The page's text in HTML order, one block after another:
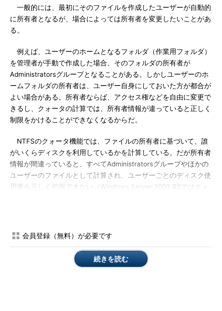
一般的には、最初にそのファイルを作成したユーザーが自動的
に所有者となるが、場合によっては所有者を変更したいことがあ
る。
例えば、ユーザーのホームとなるフォルダ（作業用フォルダ）
を管理者が手動で作成した場合、そのフォルダの所有者が
Administratorsグループとなることがある。しかしユーザーのホ
ームフォルダの所有者は、ユーザー自身にしておいた方が都合が
よい場合がある。所有者ならば、アクセス権などを自由に変更で
きるし、クォータの計算では、所有者情報が違っていると正しく
制限をかけることができなくなるからだ。
NTFSのクォータ機能では、ファイルの所有者に基づいて、誰
がいくらディスクを利用しているかを計算している。だが所有者
情報が間違っていると、すべてAdministratorsグループやほかの
ユーザーのファイルとして計算され、ユーザーごとのディスク使
用量を正しく把握できない（Windows Server 2003 R2ではクォ
ところで、UNIXやLinuxなどのOSで利用されている伝統的なア
クセス権の設定では、「所有者にはフルコントロール、自分の属
するグループには読み書き、そのほかのユーザーには読み取りの
会員登録（無料）が必要です
続きを読む